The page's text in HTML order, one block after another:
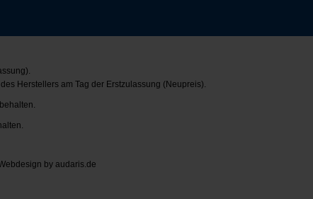
Herstellers am Tag der Erstzulassung (Neupreis).
by audaris.de